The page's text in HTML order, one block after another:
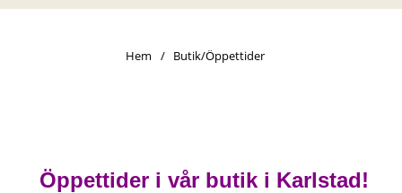
Hem Butik/Öppettider
Öppettider i vår butik i Karlstad!